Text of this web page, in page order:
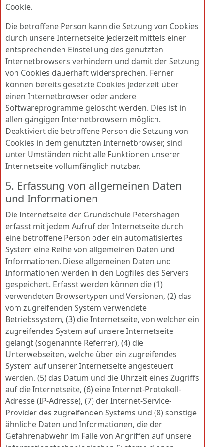
Cookie.
Die betroffene Person kann die Setzung von Cookies
durch unsere Internetseite jederzeit mittels einer
entsprechenden Einstellung des genutzten
Internetbrowsers verhindern und damit der Setzung
von Cookies dauerhaft widersprechen. Ferner
können bereits gesetzte Cookies jederzeit über
einen Internetbrowser oder andere
Softwareprogramme gelöscht werden. Dies ist in
allen gängigen Internetbrowsern möglich.
Deaktiviert die betroffene Person die Setzung von
Cookies in dem genutzten Internetbrowser, sind
unter Umständen nicht alle Funktionen unserer
Internetseite vollumfänglich nutzbar.
5. Erfassung von allgemeinen Daten
und Informationen
Die Internetseite der Grundschule Petershagen
erfasst mit jedem Aufruf der Internetseite durch
eine betroffene Person oder ein automatisiertes
System eine Reihe von allgemeinen Daten und
Informationen. Diese allgemeinen Daten und
Informationen werden in den Logfiles des Servers
gespeichert. Erfasst werden können die (1)
verwendeten Browsertypen und Versionen, (2) das
vom zugreifenden System verwendete
Betriebssystem, (3) die Internetseite, von welcher ein
zugreifendes System auf unsere Internetseite
gelangt (sogenannte Referrer), (4) die
Unterwebseiten, welche über ein zugreifendes
System auf unserer Internetseite angesteuert
werden, (5) das Datum und die Uhrzeit eines Zugriffs
auf die Internetseite, (6) eine Internet-Protokoll-
Adresse (IP-Adresse), (7) der Internet-Service-
Provider des zugreifenden Systems und (8) sonstige
ähnliche Daten und Informationen, die der
Gefahrenabwehr im Falle von Angriffen auf unsere